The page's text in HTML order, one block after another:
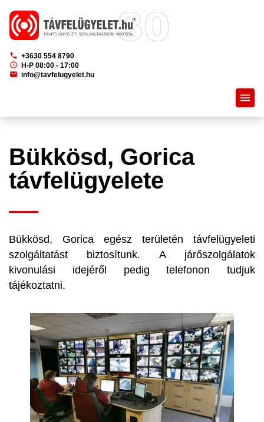
phone +3630 554 8790
schedule
H-P 08:00 - 17:00
mail info@tavfelugyelet.hu
menu
Bükkösd, Gorica
távfelügyelete
Bükkösd, Gorica egész területén távfelügyeleti
szolgáltatást biztosítunk. A járőszolgálatok
kivonulási idejéről pedig telefonon tudjuk
tájékoztatni.